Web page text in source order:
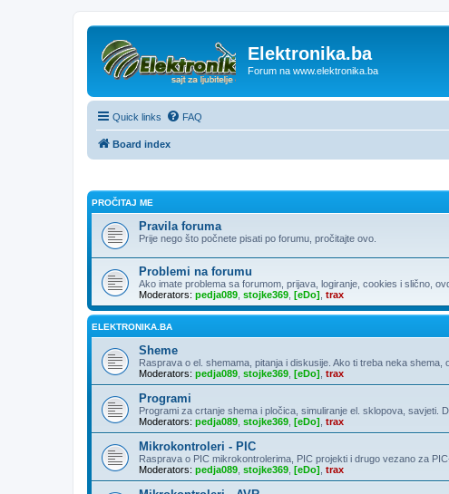
Elektronika.ba
Forum na www.elektronika.ba
Quick links FAQ
Board index
PROČITAJ ME
Pravila foruma
Prije nego što počnete pisati po forumu, pročitajte ovo.
Problemi na forumu
Ako imate problema sa forumom, prijava, logiranje, cookies i slično,
Moderators: pedja089 stojke369 [eDo] trax
ELEKTRONIKA.BA
Sheme
Rasprava o el. shemama, pitanja i diskusije. Ako ti treba neka shema,
Moderators: pedja089 stojke369 [eDo] trax
Programi
Programi za crtanje shema i pločica, simuliranje el. sklopova, savjeti.
Moderators: pedja089 stojke369 [eDo] trax
Mikrokontroleri - PIC
Rasprava o PIC mikrokontrolerima, PIC projekti i drugo vezano za PIC-
Moderators: pedja089 stojke369 [eDo] trax